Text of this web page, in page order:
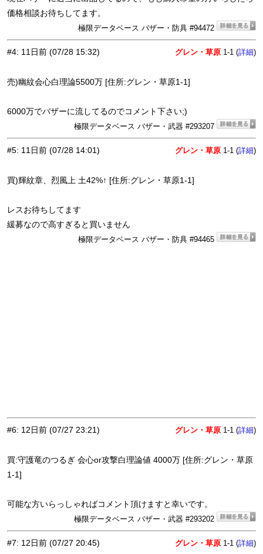
価格相談お待ちしてます。
極限データベース バザー・防具 #94472
#4: 11日前 (07/28 15:32) グレン・草原 1-1 (詳細)
売)幽紋会心白理論5500万 [住所:グレン・草原1-1]
6000万でバザーに流してるのでコメント下さい;)
極限データベース バザー・武器 #293207
#5: 11日前 (07/28 14:01) グレン・草原 1-1 (詳細)
買)輝紋章、烈風上 土42%↑ [住所:グレン・草原1-1]
レスお待ちしてます
緩募なので高すぎると買いません
極限データベース バザー・防具 #94465
#6: 12日前 (07/27 23:21) グレン・草原 1-1 (詳細)
買:守護竜のつるぎ 会心or攻撃白理論値 4000万 [住所:グレン・草原
1-1]
可能な方いらっしゃればコメント頂けますと幸いです。
極限データベース バザー・武器 #293202
#7: 12日前 (07/27 20:45) グレン・草原 1-1 (詳細)